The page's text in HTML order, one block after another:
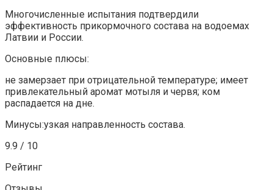
Многочисленные испытания подтвердили
эффективность прикормочного состава на водоемах
Латвии и России.
Основные плюсы:
не замерзает при отрицательной температуре; имеет
привлекательный аромат мотыля и червя; ком
распадается на дне.
Минусы:узкая направленность состава.
9.9 / 10
Рейтинг